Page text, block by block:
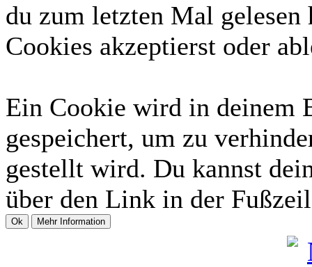
du zum letzten Mal gelesen
Cookies akzeptierst oder
Ein Cookie wird in deinem
gespeichert, um zu
gestellt wird. Du kannst
über den Link in der